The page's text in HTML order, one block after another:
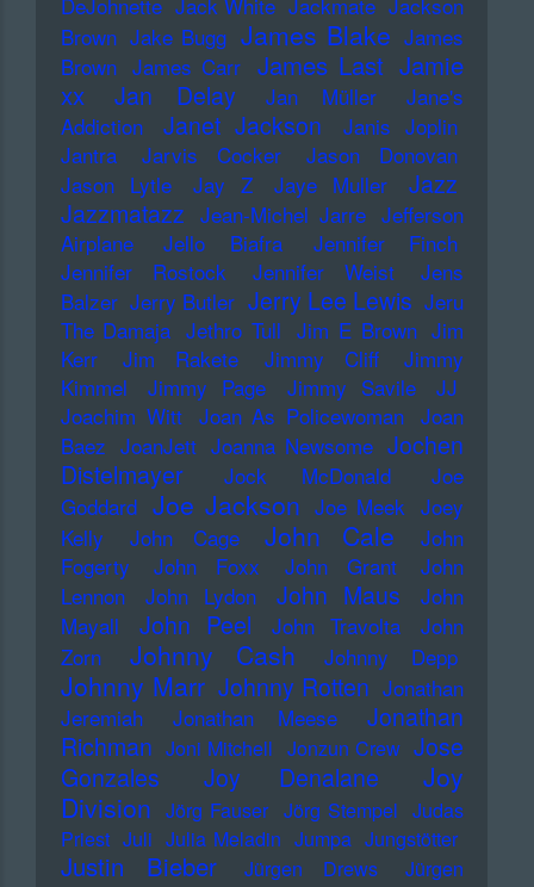
Brown Jake Bugg James Blake James
Brown James Carr James Last Jamie
xx
Jan Delay Jan Müller
Jane's
Addiction
Janet Jackson
Janis Joplin
Jantra
Jarvis Cocker
Jason Donovan
Jason Lytle
Jay Z Jaye Muller
Jazz
Jazzmatazz Jean-Michel Jarre Jefferson
Airplane
Jello Biafra
Jennifer Finch
Jennifer Rostock
Jennifer Weist
Jens
Balzer Jerry Butler Jerry Lee Lewis Jeru
The Damaja Jethro Tull Jim E Brown Jim
Kerr
Jim Rakete Jimmy Cliff
Jimmy
Kimmel
Jimmy Page Jimmy Savile
JJ
Joachim Witt Joan As Policewoman Joan
Baez JoanJett Joanna Newsome Jochen
Distelmayer
Jock McDonald
Joe
Goddard Joe Jackson Joe Meek Joey
Kelly
John Cage John Cale
John
Fogerty
John Foxx John Grant
John
Lennon
John Lydon John Maus
John
Mayall
John Peel John Travolta
John
Zorn
Johnny Cash Johnny Depp
Johnny Marr Johnny Rotten Jonathan
Jeremiah
Jonathan Meese
Jonathan
Richman Joni Mitchell Jonzun Crew Jose
Gonzales
Joy Denalane
Joy
Division Jörg Fauser Jörg Stempel Judas
Priest Juli Julia Meladin Jumpa Jungstötter
Justin Bieber Jürgen Drews
Jürgen